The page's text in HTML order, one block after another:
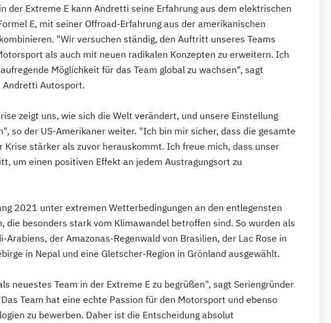
der Extreme E kann Andretti seine Erfahrung aus dem elektrischen
E, mit seiner Offroad-Erfahrung aus der amerikanischen
"Wir versuchen ständig, den Auftritt unseres Teams
als auch mit neuen radikalen Konzepten zu erweitern. Ich
Möglichkeit für das Team global zu wachsen", sagt
Andretti Autosport.
zeigt uns, wie sich die Welt verändert, und unsere Einstellung
so der US-Amerikaner weiter. "Ich bin mir sicher, dass die gesamte
stärker als zuvor herauskommt. Ich freue mich, dass unser
um einen positiven Effekt an jedem Austragungsort zu
2021 unter extremen Wetterbedingungen an den entlegensten
die besonders stark vom Klimawandel betroffen sind. So wurden als
Arabiens, der Amazonas-Regenwald von Brasilien, der Lac Rose in
in Nepal und eine Gletscher-Region in Grönland ausgewählt.
neuestes Team in der Extreme E zu begrüßen", sagt Seriengründer
Team hat eine echte Passion für den Motorsport und ebenso
zu bewerben. Daher ist die Entscheidung absolut